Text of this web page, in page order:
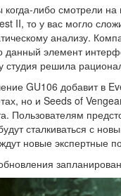
когда-либо смотрели
II, то у вас могло
анализу.
данный элемент
студия решила
GU106 добавитв
но и Seeds of
Пользователям
сталкиваться с
новые экспертные